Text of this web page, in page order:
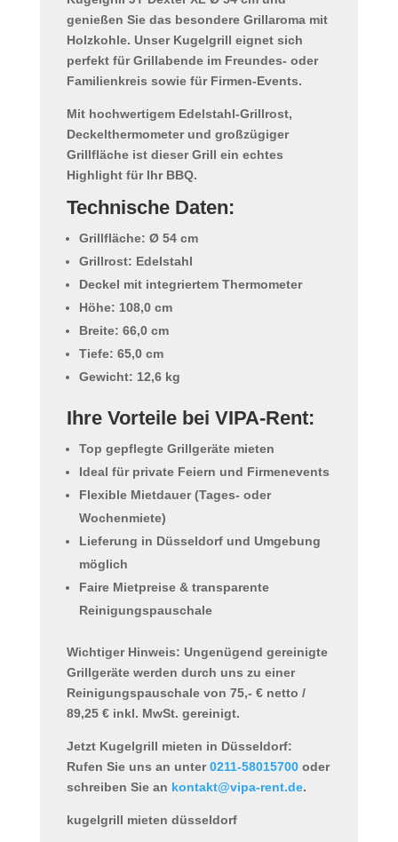
genießen Sie das besondere Grillaroma mit
Holzkohle. Unser Kugelgrill eignet sich
perfekt fürGrillabende im Freundes- oder
Familienkreis sowie für Firmen-Events.
Mit hochwertigem Edelstahl-Grillrost,
Deckelthermometerund großzügiger
Grillfläche ist dieser Grill ein echtes
Highlight für Ihr BBQ.
Technische Daten:
Grillfläche: Ø 54 cm
Grillrost: Edelstahl
Deckel mit integriertem Thermometer
Höhe: 108,0 cm
Breite: 66,0 cm
Tiefe: 65,0 cm
Gewicht: 12,6 kg
Ihre Vorteile bei VIPA-Rent:
Top gepflegte Grillgeräte mieten
Ideal für private Feiern und Firmenevents
Flexible Mietdauer (Tages- oder
Wochenmiete)
Lieferung in Düsseldorf und Umgebung
möglich
Faire Mietpreise & transparente
Reinigungspauschale
Wichtiger Hinweis: Ungenügend gereinigte
Grillgeräte werden durch uns zu einer
Reinigungspauschale von 75,- € netto /
89,25 € inkl. MwSt. gereinigt.
Jetzt Kugelgrill mieten in Düsseldorf:
Rufen Sie uns an unter0211-58015700oder
schreiben Sie an kontakt@vipa-rent.de.
kugelgrill mieten düsseldorf